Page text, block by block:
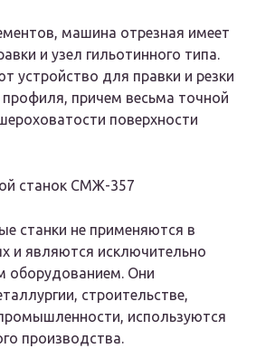
машина отрезная имеет
и узел гильотинного типа.
устройство для правки и резки
профиля, причем весьма точной
поверхности
станок СМЖ-357
станки не применяются в
и являются исключительно
оборудованием. Они
строительстве,
используются
производства.